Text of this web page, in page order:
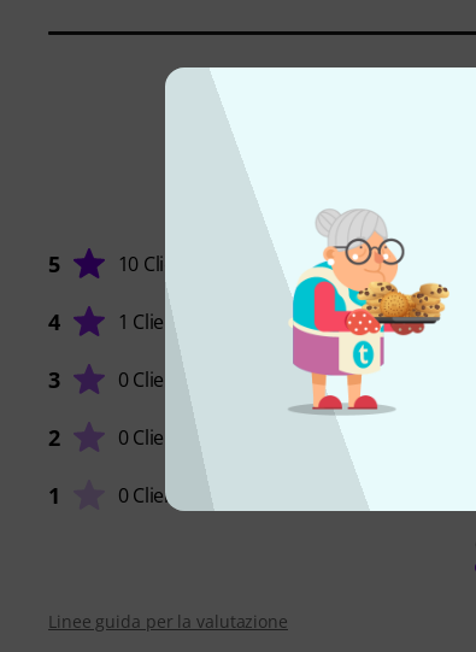
5 10 Clienti
4 1 Cliente
3 0 Clienti
2 0 Clienti
1 0 Clienti
Linee guida per la valutazione